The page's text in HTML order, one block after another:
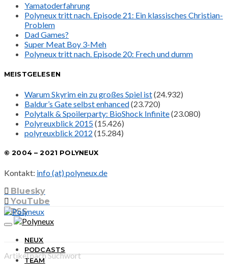
Yamatoderfahrung
Polyneux tritt nach. Episode 21: Ein klassisches Christian-
Problem
Dad Games?
Super Meat Boy 3-Meh
Polyneux tritt nach. Episode 20: Frech und dumm
MEISTGELESEN
Warum Skyrim ein zu großes Spiel ist(24.932)
Baldur’s Gate selbst enhanced(23.720)
Polytalk & Spoilerparty: BioShock Infinite(23.080)
Polyreuxblick 2015(15.426)
polyreuxblick 2012 (15.284)
© 2004 – 2021 POLYNEUX
Kontakt: info (at) polyneux.de
Bluesky
YouTube
RSS
NEUX
PODCASTS
TEAM
Artikel nach Suchwort